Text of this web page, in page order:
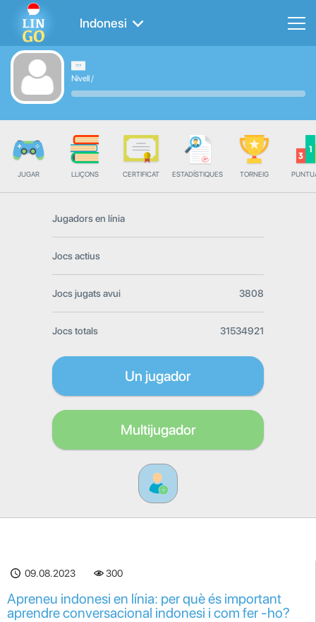
Indonesi
Nivell/
JUGAR LLIÇONS CERTIFICAT ESTADÍSTIQUES TORNEIG
Jugadors en línia
Jocs actius
Jocs jugats avui 3808
Jocs totals 31534921
Un jugador
Multijugador
09.08.2023 300
Apreneu indonesi en línia: per què és important
aprendre conversacional indonesi i com fer -ho?